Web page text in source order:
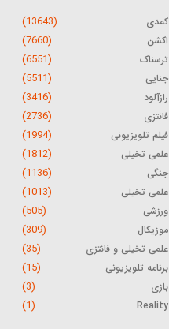
کمدی (13643)
اکشن (7660)
ترسناک (6551)
جنایی (5511)
رازآلود (3416)
فانتزی (2736)
فیلم تلویزیونی (1994)
علمی تخیلی (1812)
جنگی (1136)
علمی تخیلی (1013)
ورزشی (505)
موزیکال (309)
علمی تخیلی و فانتزی (35)
برنامه تلویزیونی (15)
بازی (3)
Reality
(1)